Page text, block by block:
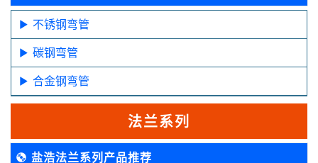
不锈钢弯管
碳钢弯管
合金钢弯管
法兰系列
盐浩法兰系列产品推荐